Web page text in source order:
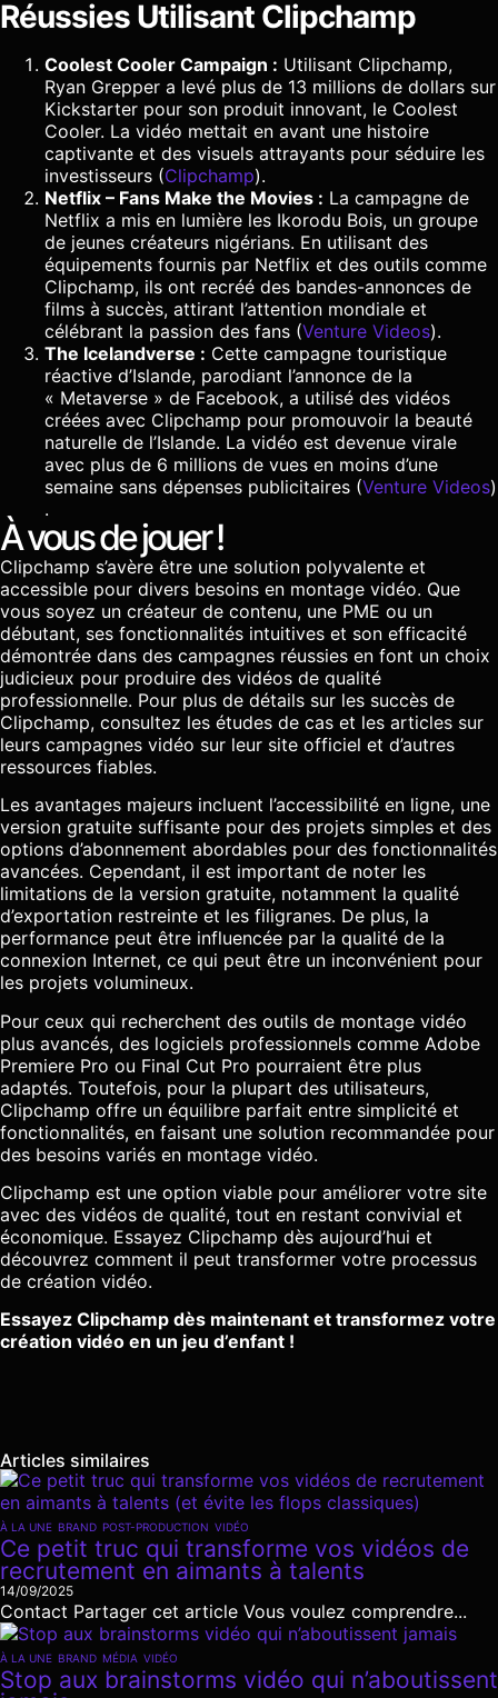
Réussies Utilisant Clipchamp
Coolest Cooler Campaign : Utilisant Clipchamp,
Ryan Grepper a levé plus de 13 millions de dollars sur
Kickstarter pour son produit innovant, le Coolest
Cooler. La vidéo mettait en avant une histoire
captivante et des visuels attrayants pour séduire les
investisseurs​ (Clipchamp)​.
Netflix – Fans Make the Movies : La campagne de
Netflix a mis en lumière les Ikorodu Bois, un groupe
de jeunes créateurs nigérians. En utilisant des
équipements fournis par Netflix et des outils comme
Clipchamp, ils ont recréé des bandes-annonces de
films à succès, attirant l’attention mondiale et
célébrant la passion des fans​ (Venture Videos)​.
The Icelandverse : Cette campagne touristique
réactive d’Islande, parodiant l’annonce de la
« Metaverse » de Facebook, a utilisé des vidéos
créées avec Clipchamp pour promouvoir la beauté
naturelle de l’Islande. La vidéo est devenue virale
avec plus de 6 millions de vues en moins d’une
semaine sans dépenses publicitaires​ (Venture Videos)​
.
À vous de jouer !
Clipchamp s’avère être une solution polyvalente et
accessible pour divers besoins en montage vidéo. Que
vous soyez un créateur de contenu, une PME ou un
débutant, ses fonctionnalités intuitives et son efficacité
démontrée dans des campagnes réussies en font un choix
judicieux pour produire des vidéos de qualité
professionnelle. Pour plus de détails sur les succès de
Clipchamp, consultez les études de cas et les articles sur
leurs campagnes vidéo sur leur site officiel et d’autres
ressources fiables.
Les avantages majeurs incluent l’accessibilité en ligne, une
version gratuite suffisante pour des projets simples et des
options d’abonnement abordables pour des fonctionnalités
avancées. Cependant, il est important de noter les
limitations de la version gratuite, notamment la qualité
d’exportation restreinte et les filigranes. De plus, la
performance peut être influencée par la qualité de la
connexion Internet, ce qui peut être un inconvénient pour
les projets volumineux.
Pour ceux qui recherchent des outils de montage vidéo
plus avancés, des logiciels professionnels comme Adobe
Premiere Pro ou Final Cut Pro pourraient être plus
adaptés. Toutefois, pour la plupart des utilisateurs,
Clipchamp offre un équilibre parfait entre simplicité et
fonctionnalités, en faisant une solution recommandée pour
des besoins variés en montage vidéo.
Clipchamp est une option viable pour améliorer votre site
avec des vidéos de qualité, tout en restant convivial et
économique. Essayez Clipchamp dès aujourd’hui et
découvrez comment il peut transformer votre processus
de création vidéo.
Essayez Clipchamp dès maintenant et transformez votre
création vidéo en un jeu d’enfant !
Articles similaires
À LA UNE BRAND POST-PRODUCTION VIDÉO
Ce petit truc qui transforme vos vidéos de
recrutement en aimants à talents
14/09/2025
Contact Partager cet article Vous voulez comprendre...
À LA UNE BRAND MÉDIA VIDÉO
Stop aux brainstorms vidéo qui n’aboutissent